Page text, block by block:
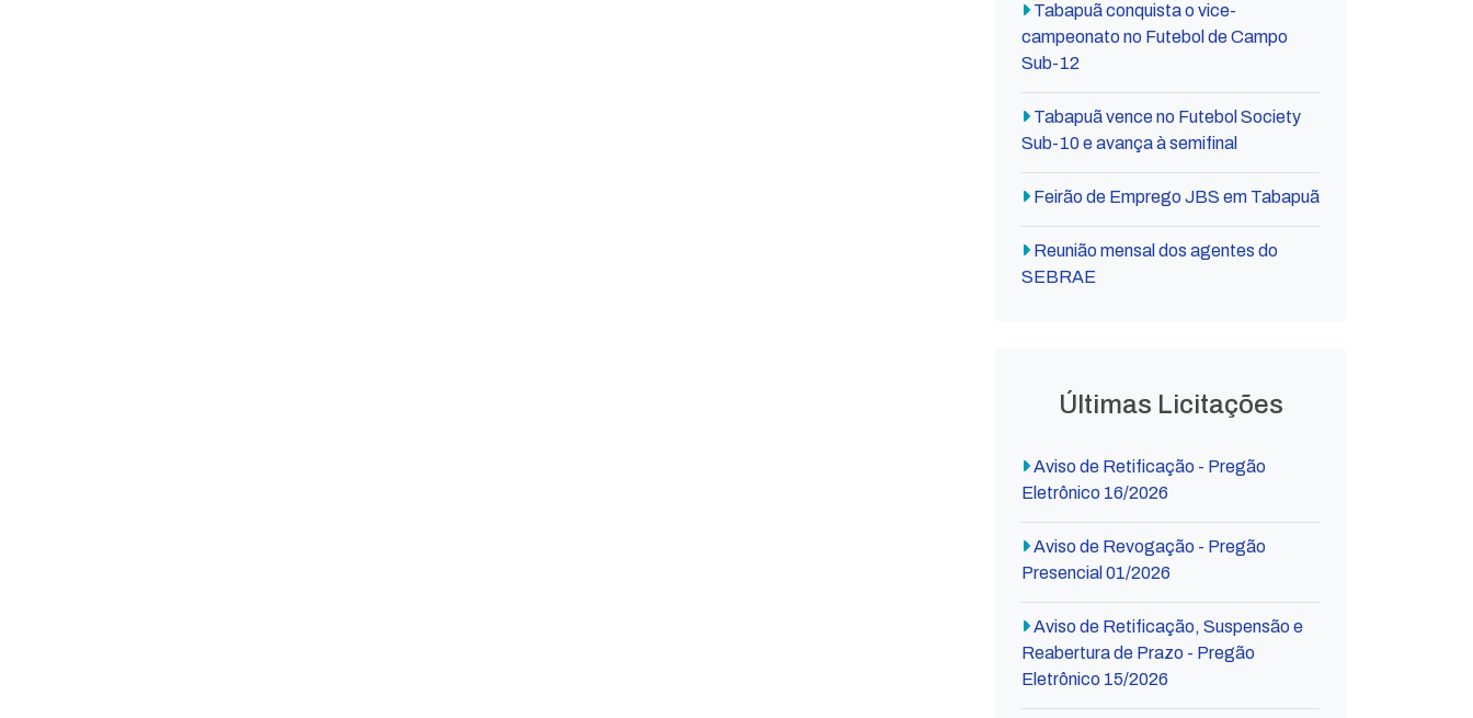
Tabapuã conquista o vice-
campeonato no Futebol de Campo
Sub-12
Tabapuã vence no Futebol Society
Sub-10 e avança à semifinal
Feirão de Emprego JBS em Tabapuã
Reunião mensal dos agentes do
SEBRAE
Últimas Licitações
Aviso de Retificação - Pregão
Eletrônico 16/2026
Aviso de Revogação - Pregão
Presencial 01/2026
Aviso de Retificação, Suspensão e
Reabertura de Prazo - Pregão
Eletrônico 15/2026